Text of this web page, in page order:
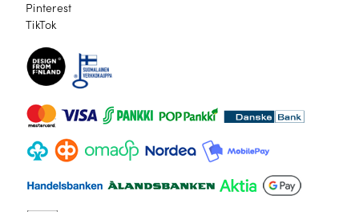
Pinterest
Pinterest
TikTok
TikTok